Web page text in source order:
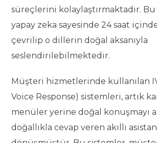
süreçlerini kolaylaştırmaktadır.
yapay zeka sayesinde 24 saat
çevrilip o dillerin doğal aksanıyla
seslendirilebilmektedir.
Müşteri hizmetlerinde kullanılan
Voice Response) sistemleri, artık
menüler yerine doğal konuşmayı
doğallıkla cevap veren akıllı